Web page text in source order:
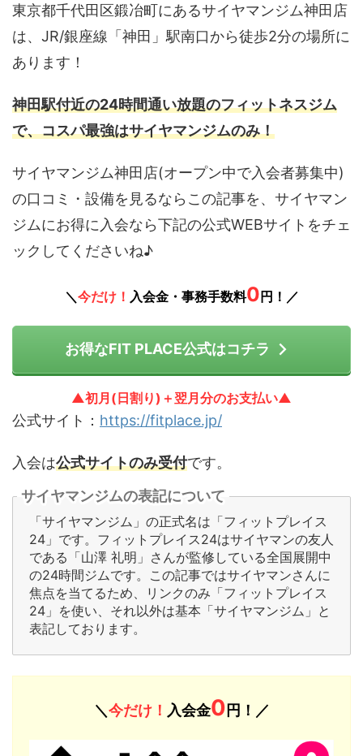
東京都千代田区鍛冶町にあるサイヤマンジム神田店
は、JR/銀座線「神田」駅南口から徒歩2分の場所に
あります！
神田駅付近の24時間通い放題のフィットネスジム
で、コスパ最強はサイヤマンジムのみ！
サイヤマンジム神田店(オープン中で入会者募集中)
の口コミ・設備を見るならこの記事を、サイヤマン
ジムにお得に入会なら下記の公式WEBサイトをチェ
ックしてくださいね♪
＼ 今だけ！ 入会金・事務手数料0円！／
お得なFIT PLACE公式はコチラ
▲初月(日割り)＋翌月分のお支払い▲
公式サイト： https://fitplace.jp/
入会は公式サイトのみ受付です。
サイヤマンジムの表記について
「サイヤマンジム」の正式名は「フィットプレイス
24」です。フィットプレイス24はサイヤマンの友人
である「山澤 礼明」さんが監修している全国展開中
の24時間ジムです。この記事ではサイヤマンさんに
焦点を当てるため、リンクのみ「フィットプレイス
24」を使い、それ以外は基本「サイヤマンジム」と
表記しております。
＼今だけ！ 入会金0円！／